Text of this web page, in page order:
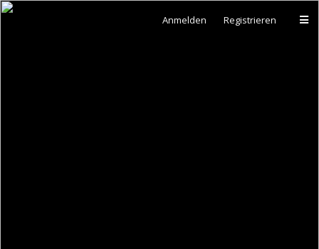
Anmelden Registrieren